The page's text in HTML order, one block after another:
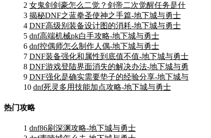
2 女鬼剑剑豪怎么二觉？剑帝二次觉醒任务是什
3 揭秘DNF之蓝拳圣使神之手篇-地下城与勇士
4 DNF高级别装备设计图的消耗-地下城与勇士
5 dnf高端机械pk白手攻略-地下城与勇士
6 dnf控偶师怎么制作人偶-地下城与勇士
7 DNF装备强化和属性到底值不值-地下城与勇士
8 DNF游戏登陆界面消失的解决办法-地下城与勇
9 DNF强化是确实需要垫子的经验分享-地下城与
10 dnf死灵多用技能加点攻略-地下城与勇士
热门攻略
1 dnf86刷深渊攻略-地下城与勇士